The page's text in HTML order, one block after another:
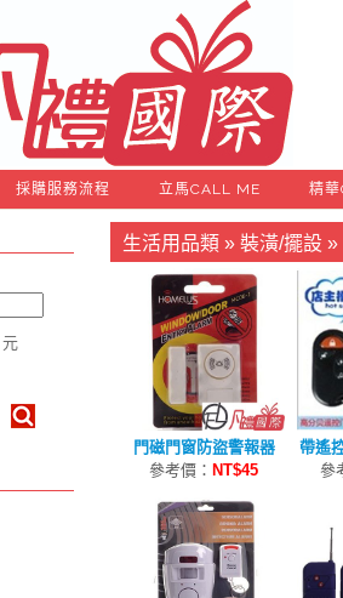
採購服務流程 立馬CALL ME 精
元
生活用品類 » 裝潢/擺設 »
門磁門窗防盜警報器
參考價： NT$45
帶遙
參